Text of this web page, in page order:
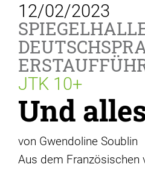
12/02/2023
JTK 10+
Und
von Gwendoline Soublin
Aus dem Französischen